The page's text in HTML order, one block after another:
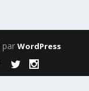
WordPress